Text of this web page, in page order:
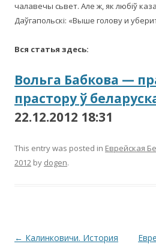
чалавечы сьвет. Але ж, як любіў
Даўгапольскі: «Выше голову и
Вся статья здесь:
Вольга Бабкова —
прастору ў
22.12.2012 18:31
This entry was posted in Еврейская
2012 by dogen.
Post
← Калинковичи. История